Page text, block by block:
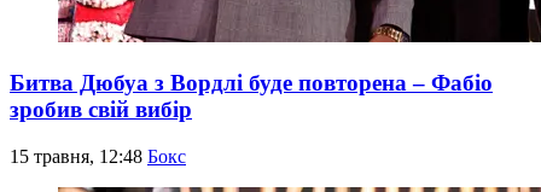
Битва Дюбуа з Вордлі буде повторена – Фабіо
зробив свій вибір
15 травня, 12:48 Бокс